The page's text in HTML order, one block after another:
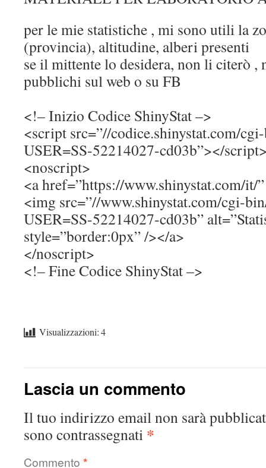
per le mie statistiche , mi sono utili la
(provincia), altitudine, alberi presenti
se il mittente lo desidera, non li citerò ,
pubblichi sul web o su FB
<!– Inizio Codice ShinyStat –>
<script src=”//codice.shinystat.com/
USER=SS-52214027-cd03b”></
<noscript>
<a href=”https://www.shinystat.com/it/
<img src=”//www.shinystat.com/cgi-
USER=SS-52214027-cd03b”
style=”border:0px” /></a>
</noscript>
<!– Fine Codice ShinyStat –>
Visualizzazioni:4
Lascia un commento
Il tuo indirizzo email non sarà
sono contrassegnati *
Commento *